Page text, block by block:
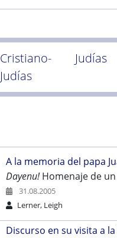
Cristiano-
Judías
Judías
A la memoria del papa
Dayenu!Homenaje de un
31.08.2005
Lerner, Leigh
Discurso en su visita a